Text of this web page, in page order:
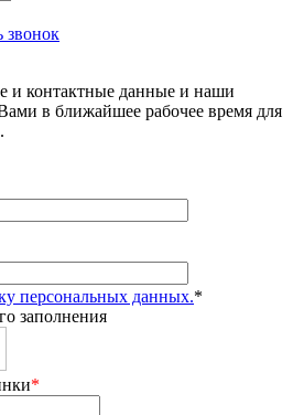
звонок
и контактные данные и наши
в ближайшее рабочее время для
персональных данных.*
заполнения
*